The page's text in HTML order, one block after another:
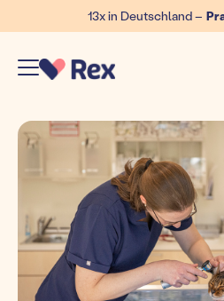
13x in Deutschland –